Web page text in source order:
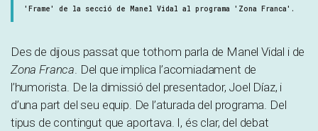
'Frame' de la secció de Manel Vidal al programa 'Zona Franca'.
Des de dijous passat que tothom parla de Manel Vidal i de
Zona Franca. Del que implica l’acomiadament de
l’humorista. De la dimissió del presentador, Joel Díaz, i
d’una part del seu equip. De l’aturada del programa. Del
tipus de contingut que aportava. I, és clar, del debat